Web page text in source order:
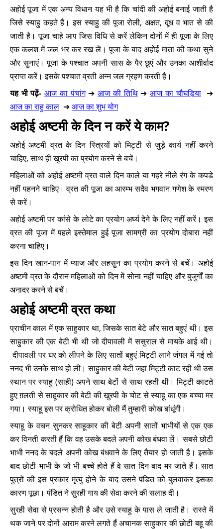
अहोई पूजा में एक अन्य विधान यह भी है कि चांदी की अहोई बनाई जाती है
जिसे स्याहु कहते हैं। इस स्याहु की पूजा रोली, अक्षत, दूध व भात से की
जाती है। पूजा चाहे आप जिस विधि से करें लेकिन दोनों में ही पूजा के लिए
एक कलश में जल भर कर रख लें। पूजा के बाद अहोई माता की कथा सुने
और सुनाएं। पूजा के पश्चात अपनी सास के पैर छूएं और उनका आशीर्वाद
प्राप्त करें। इसके पश्चात व्रती अन्न जल ग्रहण करती है।
यह भी पढ़ें-आज का पंचांग➔आज की तिथि➔आज का चौघड़िया➔
आज का राहु काल ➔आज का शुभ योग
अहोई अष्टमी के दिन न करें ये काम?
अहोई अष्टमी व्रत के दिन स्त्रियों को मिट्टी से जुड़े कार्य नहीं करने
चाहिए, साथ ही खुरपी का प्रयोग करने से बचें।
महिलाओं को अहोई अष्टमी व्रत वाले दिन काले या गहरे नीले रंग के कपडे
नहीं पहनने चाहिए। व्रत की पूजा का आरम्भ सदैव भगवान गणेश के स्मरण
से करें।
अहोई अष्टमी पर कांसे के लोटे का प्रयोग अर्घ्य देने के लिए नहीं करें। इस
व्रत की पूजा में पहले इस्तेमाल हुई पूजा सामग्री का प्रयोग दोबारा नहीं
करना चाहिए।
इस दिन खान-पान में प्याज और लहसुन का प्रयोग करने से बचें। अहोई
अष्टमी व्रत के दौरान महिलाओं को दिन में सोना नहीं चाहिए और बुजुर्गों का
अनादर करने से बचें।
अहोई अष्टमी व्रत कथा
प्राचीन काल में एक साहुकार था, जिसके सात बेटे और सात बहुएं थी। इस
साहुकार की एक बेटी भी थी जो दीपावली में ससुराल से मायके आई थी।
दीपावली पर घर को लीपने के लिए सातों बहुएं मिट्टी लाने जंगल में गई तो
ननद भी उनके साथ हो ली। साहुकार की बेटी जहां मिट्टी काट रही थी उस
स्थान पर स्याहु (साही) अपने साथ बेटों से साथ रहती थी। मिट्टी काटते
हुए ग़लती से साहूकार की बेटी की खुरपी के चोट से स्याहू का एक बच्चा मर
गया। स्याहू इस पर क्रोधित होकर बोली मैं तुम्हारी कोख बांधूंगी।
स्याहू के वचन सुनकर साहूकार की बेटी अपनी सातों भाभीयों से एक एक
कर विनती करती हैं कि वह उसके बदले अपनी कोख बंधवा लें। सबसे छोटी
भाभी ननद के बदले अपनी कोख बंधवाने के लिए तैयार हो जाती है। इसके
बाद छोटी भाभी के जो भी बच्चे होते हैं वे सात दिन बाद मर जाते हैं। सात
पुत्रों की इस प्रकार मृत्यु होने के बाद उसने पंडित को बुलवाकर इसका
कारण पूछा। पंडित ने सुरही गाय की सेवा करने की सलाह दी।
सुरही सेवा से प्रसन्न होती है और उसे स्याहु के पास ले जाती है। रास्ते में
थक जाने पर दोनों आराम करने लगते हैं अचानक साहुकार की छोटी बहू की